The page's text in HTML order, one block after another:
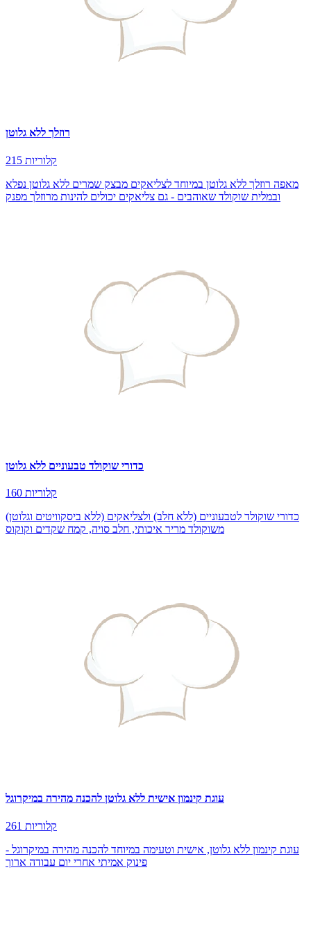
רוזלך ללא גלוטן
215 קלוריות
מאפה רוזלך ללא גלוטן במיוחד לצליאקים מבצק שמרים ללא גלוטן נפלא
ובמלית שוקולד שאוהבים - גם צליאקים יכולים להינות מרוזלך מפנק
כדורי שוקולד טבעוניים ללא גלוטן
160 קלוריות
כדורי שוקולד לטבעוניים (ללא חלב) ולצליאקים (ללא ביסקוויטים וגלוטן)
משוקולד מריר איכותי, חלב סויה, קמח שקדים וקוקוס
עוגת קינמון אישית ללא גלוטן להכנה מהירה במיקרוגל
261 קלוריות
עוגת קינמון ללא גלוטן, אישית וטעימה במיוחד להכנה מהירה במיקרוגל -
פינוק אמיתי אחרי יום עבודה ארוך